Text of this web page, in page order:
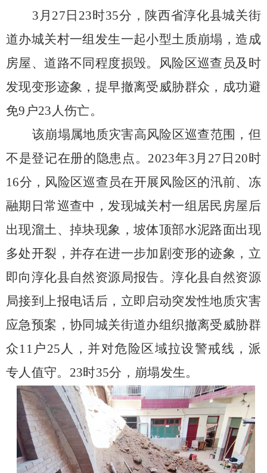
3 月 27 日 23时35分，陕西省淳化县城关街
道办城关村一组发生一起小型土质崩塌，造成
房屋、道路不同程度损毁。风险区巡查员及时
发现变形迹象，提早撤离受威胁群众，成功避
免9 户23 人伤亡。
该崩塌属地质灾害高风险区巡查范围，但
不是登记在册的隐患点。 2023年3月 27 日 20时
16分，风险区巡查员在开展风险区的汛前、冻
融期日常巡查中，发现城关村一组居民房屋后
出现溜土、掉块现象，坡体顶部水泥路面出现
多处开裂，并存在进一步加剧变形的迹象，立
即向淳化县自然资源局报告。淳化县自然资源
局接到上报电话后，立即启动突发性地质灾害
应急预案，协同城关街道办组织撤离受威胁群
众11 户25 人，并对危险区域拉设警戒线，派
专人值守。 23时35分，崩塌发生。